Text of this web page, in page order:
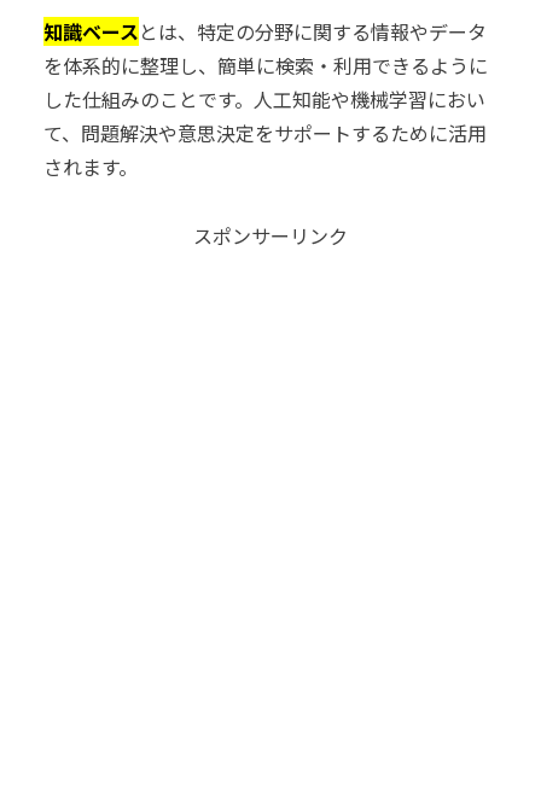
知識ベースとは、特定の分野に関する情報やデータ
を体系的に整理し、簡単に検索・利用できるように
した仕組みのことです。人工知能や機械学習におい
て、問題解決や意思決定をサポートするために活用
されます。
スポンサーリンク